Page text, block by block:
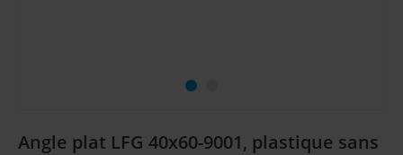
Angle plat LFG 40x60-9001, plastique sans